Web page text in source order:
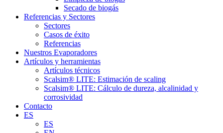
Secado de biogás
Referencias y Sectores
Sectores
Casos de éxito
Referencias
Nuestros Evaporadores
Artículos y herramientas
Artículos técnicos
Scalsim® LITE: Estimación de scaling
Scalsim® LITE: Cálculo de dureza, alcalinidad y
corrosividad
Contacto
ES
ES